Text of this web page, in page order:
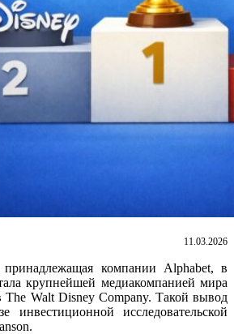
11.03.2026
компании Alphabet, в
крупнейшей медиакомпанией мира
The Walt Disney Company. Такой вывод
инвестиционной исследовательской